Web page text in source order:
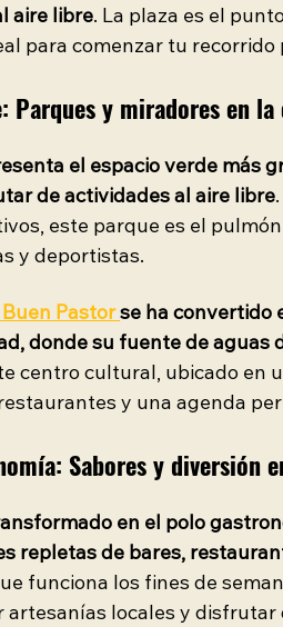
aire libre. La plaza es el
para comenzar tu recorrido
y miradores en la
el espacio verde más
de actividades al aire libre
este parque es el
y deportistas.
Buen Pastor se ha convertido
donde su fuente de aguas
centro cultural, ubicado en
y una agenda
Sabores y diversión
en el polo
repletas de bares,
funciona los fines de
artesanías locales y disfrutar